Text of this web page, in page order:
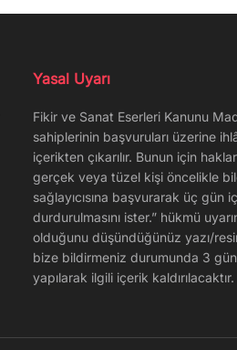
Yasal Uyarı
Fikir ve Sanat Eserleri Kanunu
sahiplerinin başvuruları üzerine
içerikten çıkarılır. Bunun için
gerçek veya tüzel kişi öncelikle
sağlayıcısına başvurarak üç gün
durdurulmasını ister.” hükmü
olduğunu düşündüğünüz yazı/
bize bildirmeniz durumunda 3
yapılarak ilgili içerik kaldırılacaktır.